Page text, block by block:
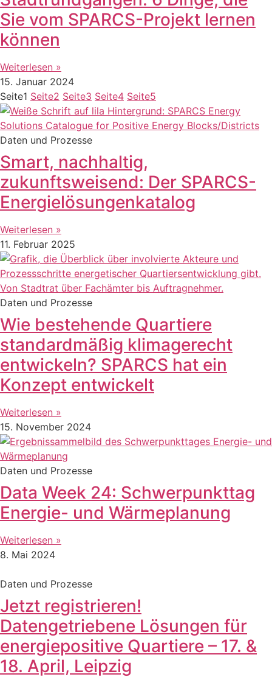
Sie vom SPARCS-Projekt lernen
können
Weiterlesen »
15. Januar 2024
Seite1 Seite2 Seite3 Seite4 Seite5
Daten und Prozesse
Smart, nachhaltig,
zukunftsweisend: Der SPARCS-
Energielösungenkatalog
Weiterlesen »
11. Februar 2025
Daten und Prozesse
Wie bestehende Quartiere
standardmäßig klimagerecht
entwickeln? SPARCS hat ein
Konzept entwickelt
Weiterlesen »
15. November 2024
Daten und Prozesse
Data Week 24: Schwerpunkttag
Energie- und Wärmeplanung
Weiterlesen »
8. Mai 2024
Daten und Prozesse
Jetzt registrieren!
Datengetriebene Lösungen für
energiepositive Quartiere – 17. &
18. April, Leipzig